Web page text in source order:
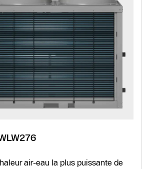
air-eau la plus puissante de